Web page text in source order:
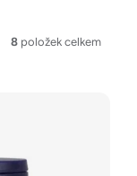
8 položek celkem